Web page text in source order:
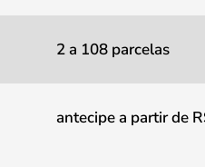
2 a 108 parcelas
antecipe a partir de